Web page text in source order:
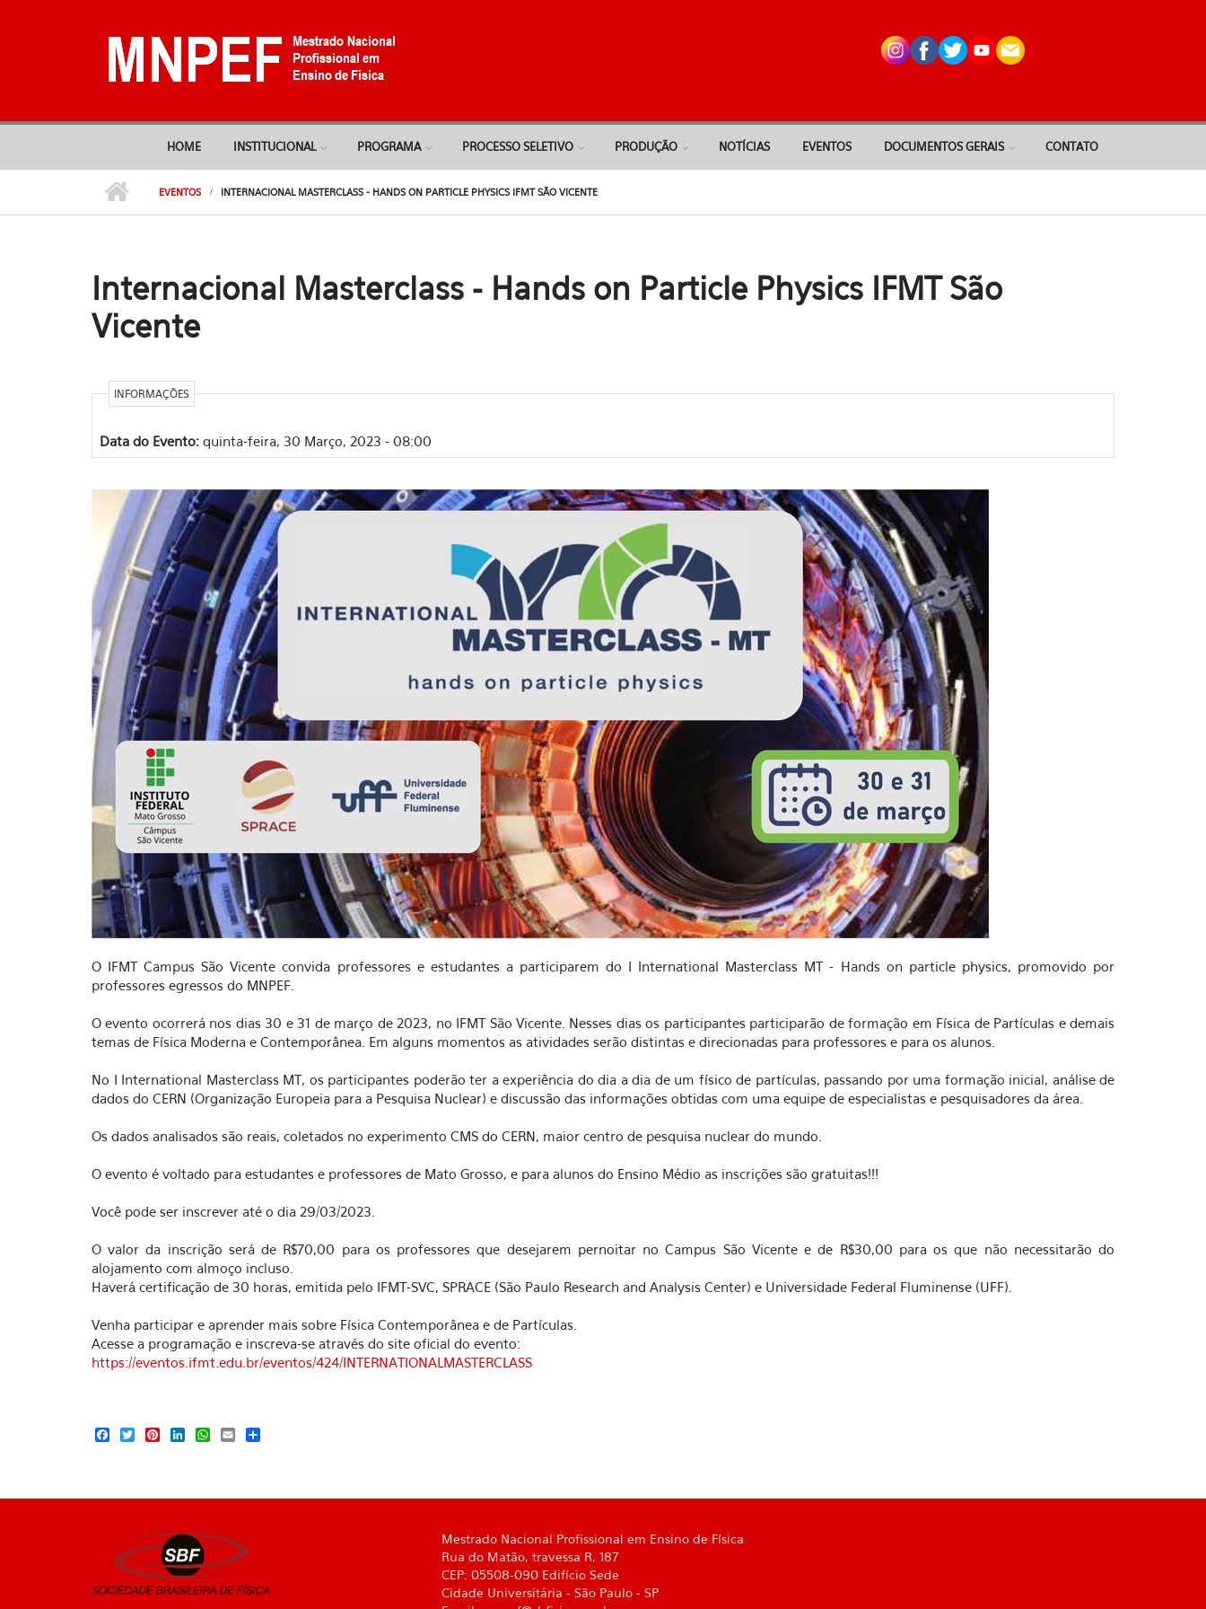
HOME INSTITUCIONAL PROGRAMA PROCESSO SELETIVO PRODUÇÃO NOTÍCIAS EVENTOS DOCUMENTOS GERAIS CONTATO
EVENTOS INTERNACIONAL MASTERCLASS - HANDS ON PARTICLE PHYSICS IFMT SÃO VICENTE
Internacional Masterclass - Hands on Particle Physics IFMT São
Vicente
INFORMAÇÕES
Data do Evento: quinta-feira, 30 Março, 2023 - 08:00
O IFMT Campus São Vicente convida professores e estudantes a participarem do I International Masterclass MT - Hands on particle physics, promovido por
professores egressos do MNPEF.
O evento ocorrerá nos dias 30 e 31 de março de 2023, no IFMT São Vicente. Nesses dias os participantes participarão de formação em Física de Partículas e demais
temas de Física Moderna e Contemporânea. Em alguns momentos as atividades serão distintas e direcionadas para professores e para os alunos.
No I International Masterclass MT, os participantes poderão ter a experiência do dia a dia de um físico de partículas, passando por uma formação inicial, análise de
dados do CERN (Organização Europeia para a Pesquisa Nuclear) e discussão das informações obtidas com uma equipe de especialistas e pesquisadores da área.
Os dados analisados são reais, coletados no experimento CMS do CERN, maior centro de pesquisa nuclear do mundo.
O evento é voltado para estudantes e professores de Mato Grosso, e para alunos do Ensino Médio as inscrições são gratuitas!!!
Você pode ser inscrever até o dia 29/03/2023.
O valor da inscrição será de R$70,00 para os professores que desejarem pernoitar no Campus São Vicente e de R$30,00 para os que não necessitarão do
alojamento com almoço incluso.
Haverá certificação de 30 horas, emitida pelo IFMT-SVC, SPRACE (São Paulo Research and Analysis Center) e Universidade Federal Fluminense (UFF).
Venha participar e aprender mais sobre Física Contemporânea e de Partículas.
Acesse a programação e inscreva-se através do site oficial do evento:
https://eventos.ifmt.edu.br/eventos/424/INTERNATIONALMASTERCLASS
Facebook
TwitterPinterestLinkedInWhatsApp
Email
Mestrado Nacional Profissional em Ensino de Física
Rua do Matão, travessa R, 187
CEP: 05508-090 Edifício Sede
Cidade Universitária - São Paulo - SP